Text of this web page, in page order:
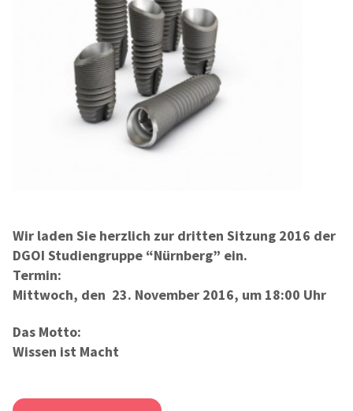
Wir laden Sie herzlich zur dritten Sitzung 2016 der
DGOI Studiengruppe “Nürnberg” ein.
Termin:
Mittwoch, den 23. November 2016, um 18:00 Uhr
Das Motto:
Wissen ist Macht